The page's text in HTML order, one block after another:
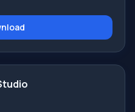
mulighed for
drift, nemlig – at ændre
hvilket giver dig kontrol